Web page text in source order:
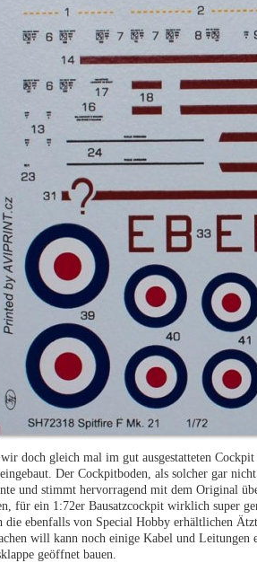
doch gleich mal im gut ausgestatteten
Der Cockpitboden, als solcher gar
und stimmt hervorragend mit dem Original
für ein 1:72er Bausatzcockpit wirklich super
die ebenfalls von Special Hobby erhältlichen
will kann noch einige Kabel und
geöffnet bauen.